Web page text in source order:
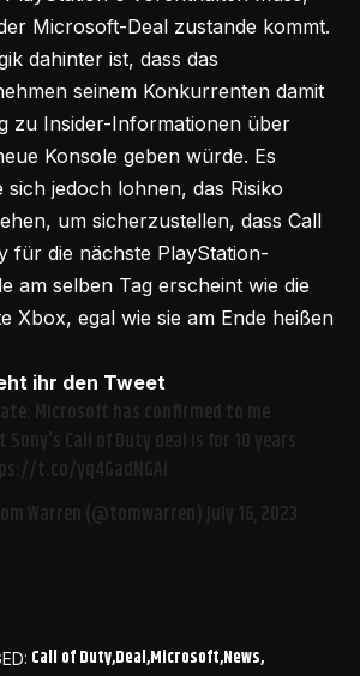
Microsoft-Deal zustande kommt.
dahinter ist, dass das
seinem Konkurrenten damit
zu Insider-Informationen über
Konsole geben würde. Es
sich jedoch lohnen, das Risiko
um sicherzustellen, dass Call
für die nächste PlayStation-
am selben Tag erscheint wie die
Xbox, egal wie sie am Ende heißen
ihr den Tweet
Call of DutyDeal Microsoft News